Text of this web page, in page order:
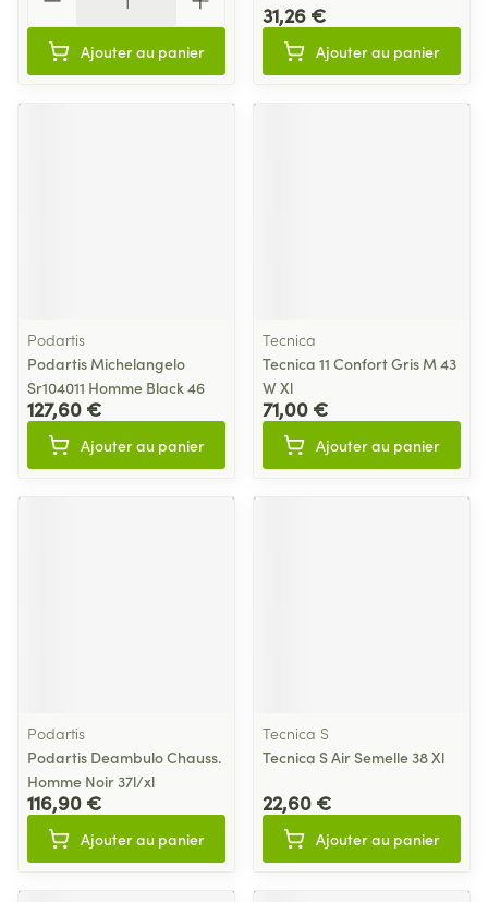
Ajouter au panier
31,26 €
Ajouter au panier
Podartis
Podartis Michelangelo
Sr104011 Homme Black 46
127,60 €
Ajouter au panier
Tecnica
Tecnica 11 Confort Gris M 43
W Xl
71,00 €
Ajouter au panier
Podartis
Podartis Deambulo Chauss.
Homme Noir 37l/xl
116,90 €
Ajouter au panier
Tecnica S
Tecnica S Air Semelle 38 Xl
22,60 €
Ajouter au panier